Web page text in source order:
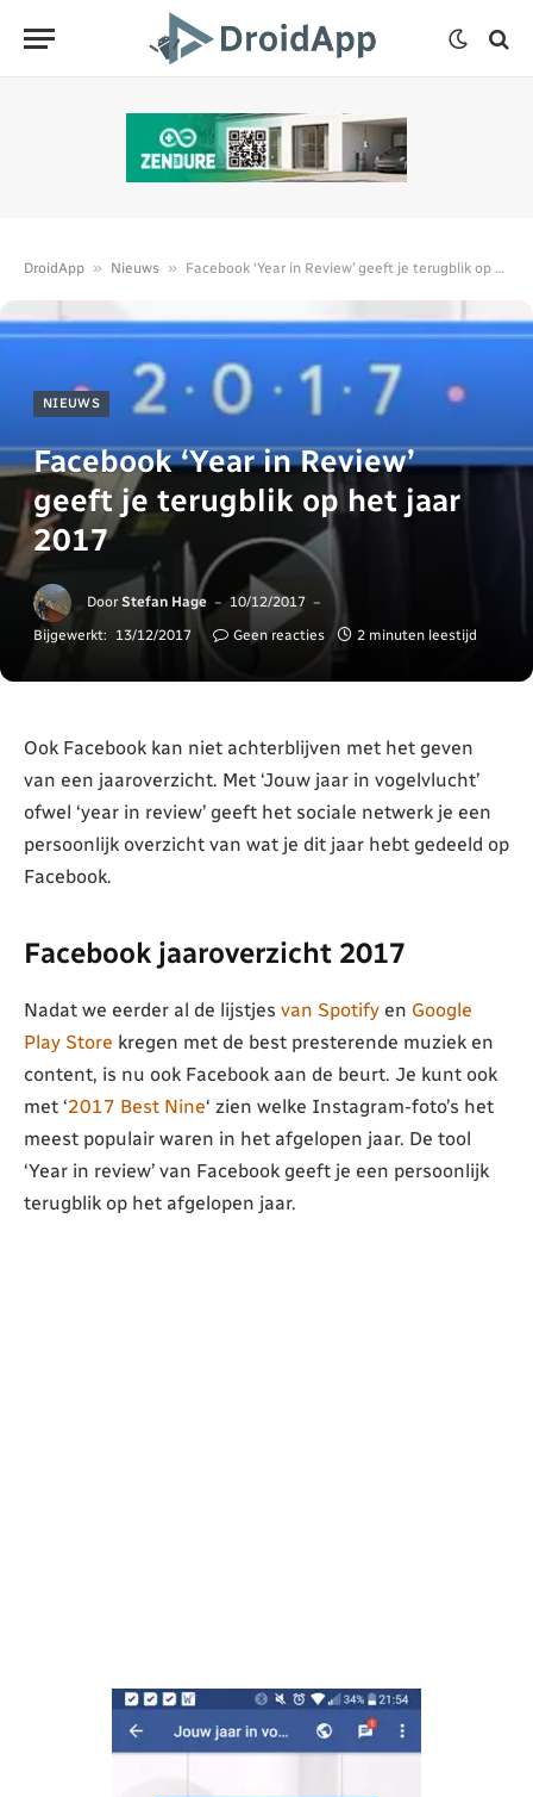
DroidApp » Nieuws » Facebook ‘Year in Review’ geeft je terugblik op het jaar 2017
NIEUWS
Facebook ‘Year in Review’
geeft je terugblik op het jaar
2017
Door Stefan Hage
10/12/2017
Bijgewerkt:
13/12/2017 Geen reacties 2 minuten leestijd
Ook Facebook kan niet achterblijven met het geven
van een jaaroverzicht. Met ‘Jouw jaar in vogelvlucht’
ofwel ‘year in review’ geeft het sociale netwerk je een
persoonlijk overzicht van wat je dit jaar hebt gedeeld op
Facebook.
Facebook jaaroverzicht 2017
Nadat we eerder al de lijstjes van Spotify en Google
Play Store kregen met de best presterende muziek en
content, is nu ook Facebook aan de beurt. Je kunt ook
met ‘2017 Best Nine‘ zien welke Instagram-foto’s het
meest populair waren in het afgelopen jaar. De tool
‘Year in review’ van Facebook geeft je een persoonlijk
terugblik op het afgelopen jaar.